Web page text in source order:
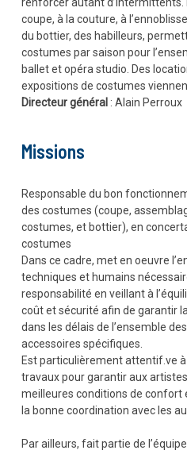
coupe, à la couture, à
du bottier, des habilleurs,
costumes par saison pour
ballet et opéra studio. Des
expositions de costumes
Directeur général : Alain Perroux
Missions
Responsable du bon
des costumes (coupe,
costumes, et bottier), en
costumes
Dans ce cadre, met en oeuvre
techniques et humains
responsabilité en veillant à
coût et sécurité afin de garantir
dans les délais de l’ensemble
accessoires spécifiques.
Est particulièrement attentif.ve
travaux pour garantir aux
meilleures conditions de confort
la bonne coordination avec les
Par ailleurs, fait partie de